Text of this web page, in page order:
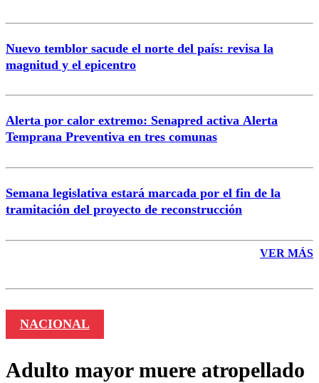
Nuevo temblor sacude el norte del país: revisa la
magnitud y el epicentro
Alerta por calor extremo: Senapred activa Alerta
Temprana Preventiva en tres comunas
Semana legislativa estará marcada por el fin de la
tramitación del proyecto de reconstrucción
VER MÁS
NACIONAL
Adulto mayor muere atropellado